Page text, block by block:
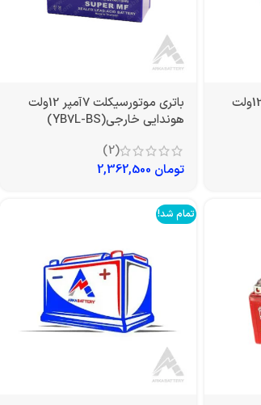
باتری موتورسیکلت 7آمپر 12ولت
باتری موتورسیکلت 7آمپر 12ولت
هوندایی خارجی(YB7L-BS)
(2)
تومان
تمام شد!